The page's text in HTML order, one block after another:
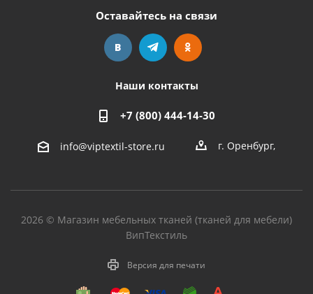
Оставайтесь на связи
Наши контакты
+7 (800) 444-14-30
info@viptextil-store.ru г. Оренбург,
2026 © Магазин мебельных тканей (тканей для мебели)
ВипТекстиль
Версия для печати